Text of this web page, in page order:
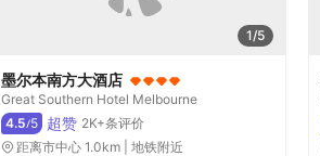
1/5
墨尔本南方大酒店
Great Southern Hotel Melbourne
4.5/5 超赞 2K+条评价
距离市中心 1.0km | 地铁附近